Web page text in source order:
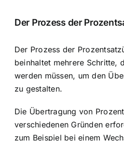
Der Prozess der
Der Prozess der
beinhaltet mehrere Schritte,
werden müssen, um den
zu gestalten.
Die Übertragung von
verschiedenen Gründen
zum Beispiel bei einem